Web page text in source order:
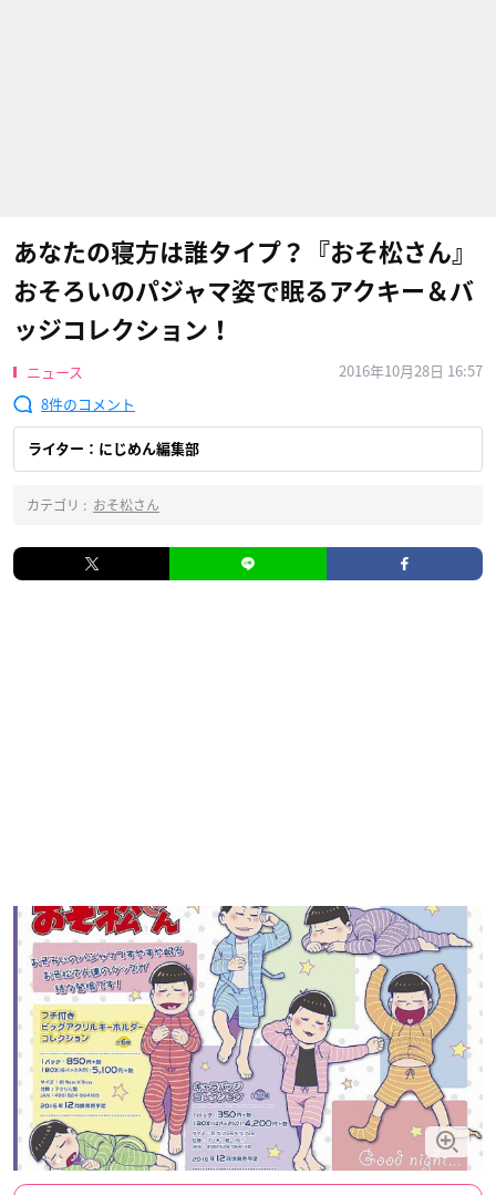
あなたの寝方は誰タイプ？『おそ松さん』
おそろいのパジャマ姿で眠るアクキー＆バ
ッジコレクション！
ニュース
2016年10月28日 16:57
8
ライター：にじめん編集部
カテゴリ : おそ松さん